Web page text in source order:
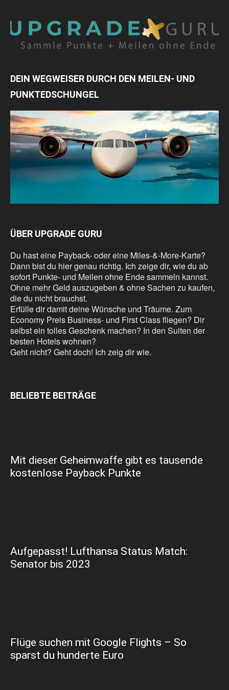
DEIN WEGWEISER DURCH DEN MEILEN- UND
PUNKTEDSCHUNGEL
ÜBER UPGRADE GURU
Du hast eine Payback- oder eine Miles-&-More-Karte?
Dann bist du hier genau richtig. Ich zeige dir, wie du ab
sofort Punkte- und Meilen ohne Ende sammeln kannst.
Ohne mehr Geld auszugeben & ohne Sachen zu kaufen,
die du nicht brauchst.
Erfülle dir damit deine Wünsche und Träume. Zum
Economy Preis Business- und First Class fliegen? Dir
selbst ein tolles Geschenk machen? In den Suiten der
besten Hotels wohnen?
Geht nicht? Geht doch! Ich zeig dir wie.
BELIEBTE BEITRÄGE
Mit dieser Geheimwaffe gibt es tausende
kostenlose Payback Punkte
Aufgepasst! Lufthansa Status Match:
Senator bis 2023
Flüge suchen mit Google Flights – So
sparst du hunderte Euro